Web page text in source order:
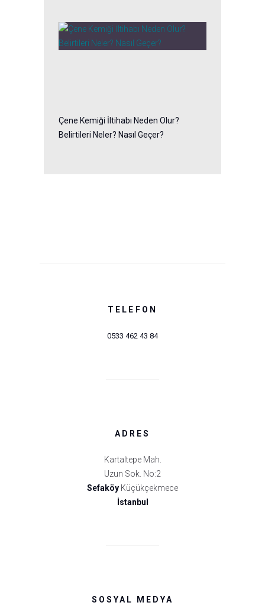
Çene Kemiği İltihabı Neden Olur?
Belirtileri Neler? Nasıl Geçer?
TELEFON
0533 462 43 84
ADRES
Kartaltepe Mah.
Uzun Sok. No:2
Sefaköy Küçükçekmece
İstanbul
SOSYAL MEDYA